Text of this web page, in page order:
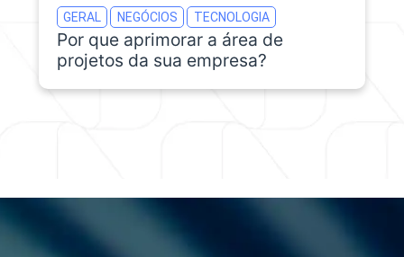
GERAL
NEGÓCIOS TECNOLOGIA
Por que aprimorar a área de
projetos da sua empresa?